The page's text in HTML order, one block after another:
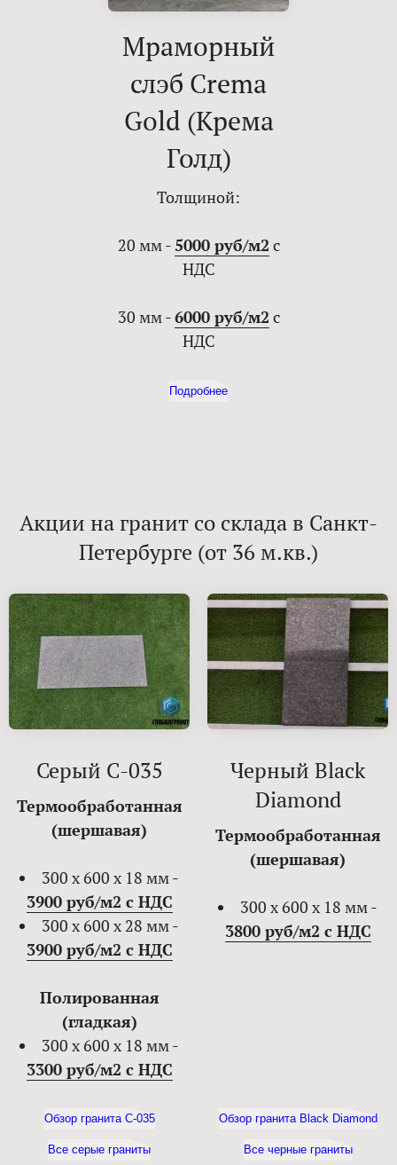
Мраморный
слэб Crema
Gold (Крема
Голд)
Толщиной:
20 мм -5000 руб/м2 с
НДС
30 мм -6000 руб/м2 с
НДС
Подробнее
Акции на гранит со склада в Санкт-
Петербурге (от 36 м.кв.)
Серый С-035
Термообработанная
(шершавая)
300 х 600 х 18 мм -
3900 руб/м2 с НДС
300 х 600 х 28 мм -
3900 руб/м2 с НДС
Полированная
(гладкая)
300 х 600 х 18 мм -
3300 руб/м2 с НДС
Обзор гранита С-035
Все серые граниты
Черный Black
Diamond
Термообработанная
(шершавая)
300 х 600 х 18 мм -
3800 руб/м2 с НДС
Обзор гранита Black Diamond
Все черные граниты